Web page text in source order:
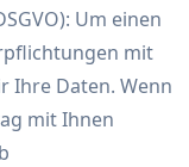
Um einen
mit
Ihre Daten. Wenn
mit Ihnen